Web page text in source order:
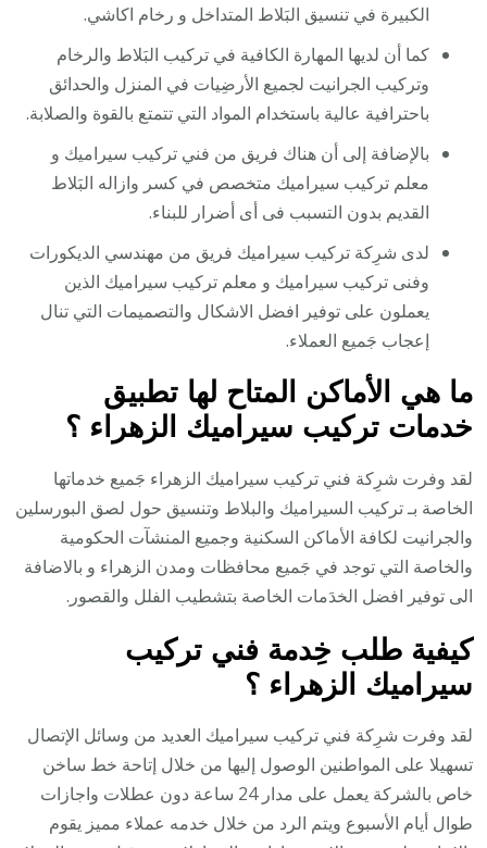
الكبيرة في تنسيق البَلاط المتداخل و رخام اكاشي.
كما أن لديها المهارة الكافية في تركيب البَلاط والرخام
وتركيب الجرانيت لجميع الأرضِيات في المنزل والحدائق
باحترافية عالية باستخدام المواد التي تتمتع بالقوة والصلابة.
بالإضافة إلى أن هناك فريق من فني تركيب سيراميك و
معلم تركيب سيراميك متخصص في كسر وازاله البَلاط
القديم بدون التسبب فى أى أضرار للبناء.
لدى شرِكة تركيب سيراميك فريق من مهندسي الديكورات
وفنى تركيب سيراميك و معلم تركيب سيراميك الذين
يعملون على توفير افضل الاشكال والتصميمات التي تنال
إعجاب جَميع العملاء.
ما هي الأماكن المتاح لها تطبيق
خدمات تركيب سيراميك الزهراء ؟
لقد وفرت شرِكة فني تركيب سيراميك الزهراء جَميع خدماتها
الخاصة بـ تركيب السيراميك والبلاط وتنسيق حول لصق البورسلين
والجرانيت لكافة الأماكن السكنية وجميع المنشآت الحكومية
والخاصة التي توجد في جَميع محافظات ومدن الزهراء و بالاضافة
الى توفير افضل الخدَمات الخاصة بتشطيب الفلل والقصور.
كيفية طلب خِدمة فني تركيب
سيراميك الزهراء ؟
لقد وفرت شرِكة فني تركيب سيراميك العديد من وسائل الإتصال
تسهيلا على المواطنين الوصول إليها من خلال إتاحة خط ساخن
خاص بالشركة يعمل على مدار 24 ساعة دون عطلات واجازات
طوال أيام الأسبوع ويتم الرد من خلال خدمه عملاء مميز يقوم